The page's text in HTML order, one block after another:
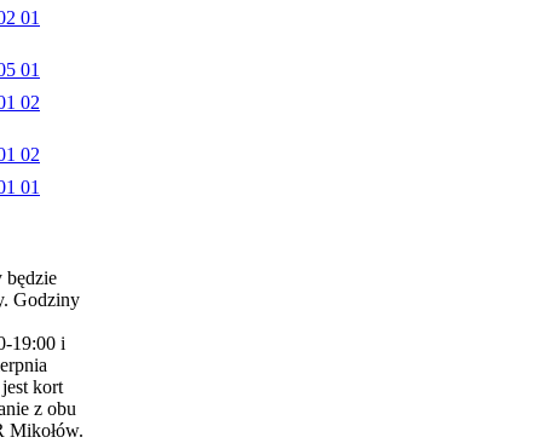
będzie
Godziny
19:00 i
kort
z obu
Mikołów.